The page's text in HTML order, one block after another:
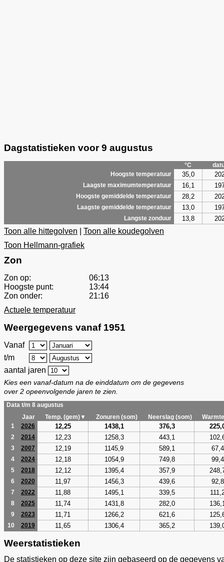
Dagstatistieken voor 9 augustus
°C
Hoogste temperatuur
35,0
Laagste maximumtemperatuur 16,1
Hoogste gemiddelde temperatuur 28,2
Laagste gemiddelde temperatuur 13,0
Langste zonduur 13,8
Toon alle hittegolven
Toon alle koudegolven
Toon Hellmann-grafiek
Zon
Zon op:
06:13
Hoogste punt:
13:44
Zon onder:
21:16
Actuele temperatuur
Weergegevens vanaf 1951
Vanaf
t/m
aantal jaren
Kies een vanaf-datum na de einddatum om de gegevens
over 2 opeenvolgende jaren te zien.
Data t/m 8 augustus
Jaar
Temp. (gem)▼ Zonuren (som) Neerslag (som)
1
2026 12,25 1438,1 376,3
2 2014 12,23 1258,3 443,1
3 2007 12,19 1145,9 589,1 67,4
4 2024 12,18 1054,9 749,8 99,4
5 2018 12,12 1395,4 357,9
6 2020 11,97 1456,3 439,6 92,8
7 2022 11,88 1495,1 339,5
8 2025 11,74 1431,8 282,0
9 2023 11,71 1266,2 621,6
10 2019 11,65 1306,4 365,2
Weerstatistieken
De statistieken op deze site zijn gebaseerd op de gegevens